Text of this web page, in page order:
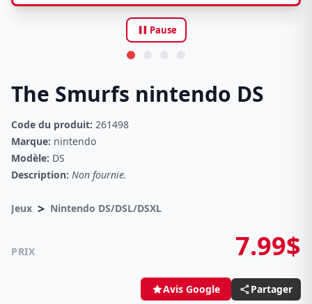
pause Pause
The Smurfs nintendo DS
Code du produit: 261498
Marque: nintendo
Modèle: DS
Description: Non fournie.
Jeux > Nintendo DS/DSL/DSXL
PRIX 7.99$
Avis Google Partager